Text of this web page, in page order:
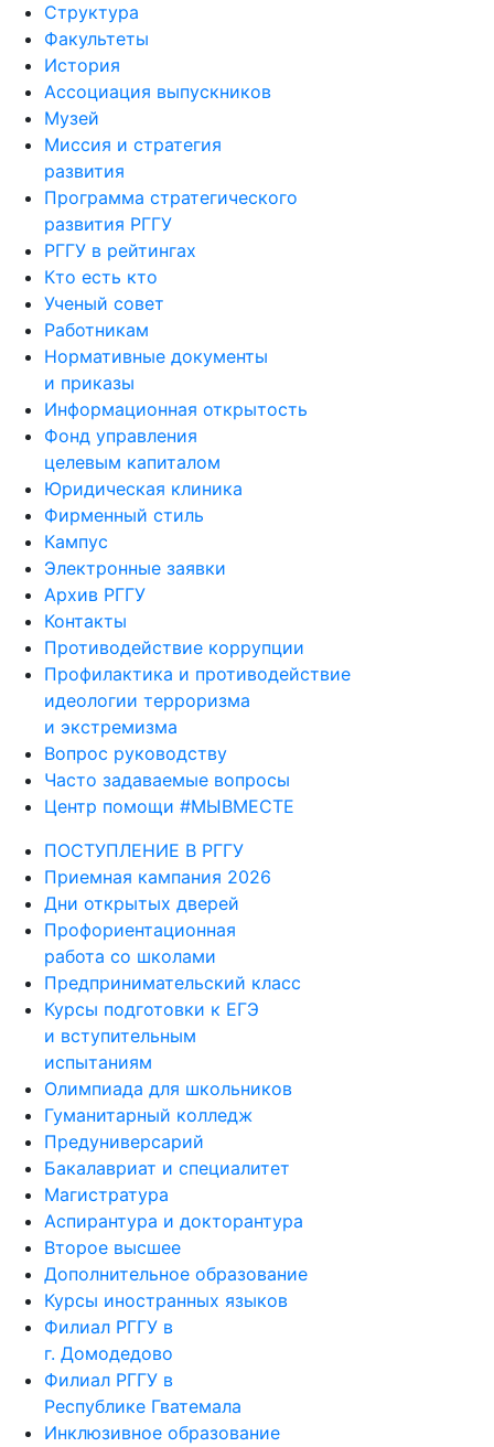
Структура
Факультеты
История
Ассоциация выпускников
Музей
Миссия и стратегия
развития
Программа стратегического
развития РГГУ
РГГУ в рейтингах
Кто есть кто
Ученый совет
Работникам
Нормативные документы
и приказы
Информационная открытость
Фонд управления
целевым капиталом
Юридическая клиника
Фирменный стиль
Кампус
Электронные заявки
Архив РГГУ
Контакты
Противодействие коррупции
Профилактика и противодействие
идеологии терроризма
и экстремизма
Вопрос руководству
Часто задаваемые вопросы
Центр помощи #МЫВМЕСТЕ
ПОСТУПЛЕНИЕ В РГГУ
Приемная кампания 2026
Дни открытых дверей
Профориентационная
работа со школами
Предпринимательский класс
Курсы подготовки к ЕГЭ
и вступительным
испытаниям
Олимпиада для школьников
Гуманитарный колледж
Предуниверсарий
Бакалавриат и специалитет
Магистратура
Аспирантура и докторантура
Второе высшее
Дополнительное образование
Курсы иностранных языков
Филиал РГГУ в
г. Домодедово
Филиал РГГУ в
Республике Гватемала
Инклюзивное образование